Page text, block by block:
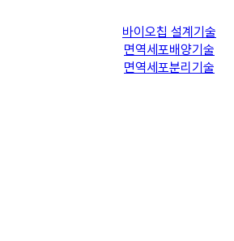
바이오칩 설계기술
면역세포배양기술
면역세포분리기술